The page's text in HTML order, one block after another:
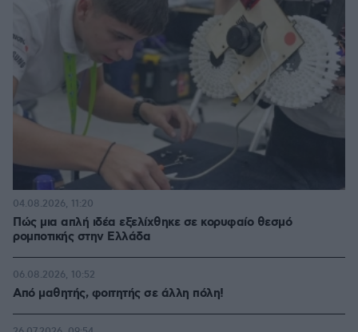
Πώς μια απλή ιδέα εξελίχθηκε σε κορυφαίο θεσμό
ρομποτικής στην Ελλάδα
04.08.2026, 11:20
Από μαθητής, φοιτητής σε άλλη πόλη!
06.08.2026, 10:52